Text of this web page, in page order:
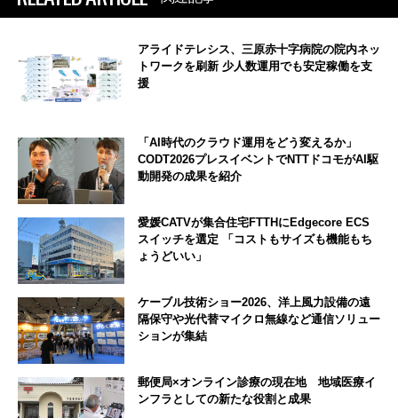
アライドテレシス、三原赤十字病院の院内ネッ
トワークを刷新 少人数運用でも安定稼働を支
援
「AI時代のクラウド運用をどう変えるか」
CODT2026プレスイベントでNTTドコモがAI駆
動開発の成果を紹介
愛媛CATVが集合住宅FTTHにEdgecore ECS
スイッチを選定 「コストもサイズも機能もち
ょうどいい」
ケーブル技術ショー2026、洋上風力設備の遠
隔保守や光代替マイクロ無線など通信ソリュー
ションが集結
郵便局×オンライン診療の現在地 地域医療イ
ンフラとしての新たな役割と成果